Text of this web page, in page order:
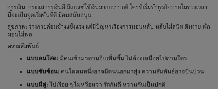
การเงิน: กระแสการเงินดี มีเกณฑ์ใช้เงินมากกว่าปกติ ใครที่เริ่มทำธุรกิจภายในช่วงเวลา
นี้จะเป็นจุดเริ่มต้นที่ดี มีคนสนับสนุน
สุขภาพ: ร่างกายค่อนข้างแข็งแรง แต่มีปัญหาเรื่องการนอนหลับ หลับไม่สนิท ตื่นง่าย พัก
ผ่อนไม่พอ
ความสัมพันธ์
แบบคนโสด: มีคนเข้ามาตามจีบเพิ่มขึ้น ไม่ต้องเหนื่อยไปตามใคร
แบบซับซ้อน: คนใดคนหนึ่งอาจมีคนนอกมายุ่ง ความสัมพันธ์อาจปั่นป่วน
แบบมีคู่: ไปเรื่อย ๆ ไม่หวือหวา รักกันดี หวานกันเป็นปกติ